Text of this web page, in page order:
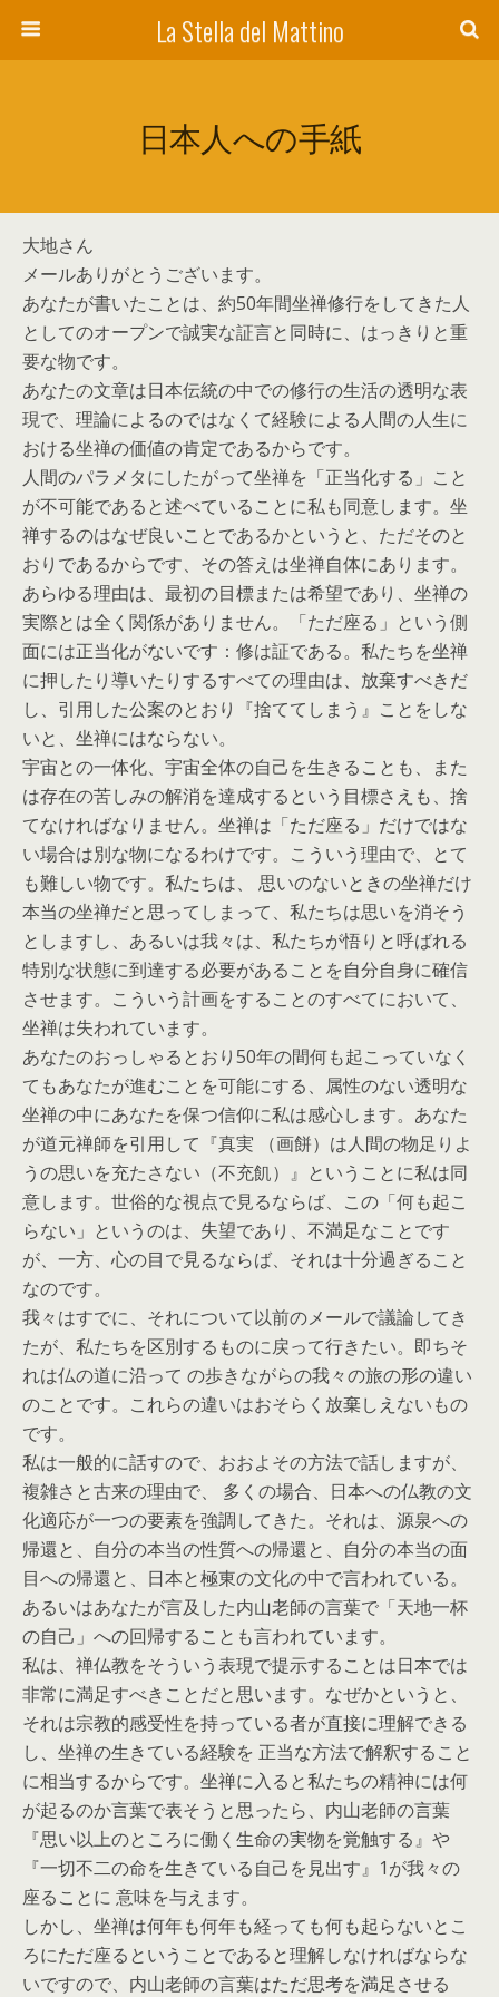
La Stella del Mattino
日本人への手紙
大地さん
メールありがとうございます。
あなたが書いたことは、約50年間坐禅修行をしてきた人
としてのオープンで誠実な証言と同時に、はっきりと重
要な物です。
あなたの文章は日本伝統の中での修行の生活の透明な表
現で、理論によるのではなくて経験による人間の人生に
おける坐禅の価値の肯定であるからです。
人間のパラメタにしたがって坐禅を「正当化する」こと
が不可能であると述べていることに私も同意します。坐
禅するのはなぜ良いことであるかというと、ただそのと
おりであるからです、その答えは坐禅自体にあります。
あらゆる理由は、最初の目標または希望であり、坐禅の
実際とは全く関係がありません。「ただ座る」という側
面には正当化がないです：修は証である。私たちを坐禅
に押したり導いたりするすべての理由は、放棄すべきだ
し、引用した公案のとおり『捨ててしまう』ことをしな
いと、坐禅にはならない。
宇宙との一体化、宇宙全体の自己を生きることも、また
は存在の苦しみの解消を達成するという目標さえも、捨
てなければなりません。坐禅は「ただ座る」だけではな
い場合は別な物になるわけです。こういう理由で、とて
も難しい物です。私たちは、 思いのないときの坐禅だけ
本当の坐禅だと思ってしまって、私たちは思いを消そう
としますし、あるいは我々は、私たちが悟りと呼ばれる
特別な状態に到達する必要があることを自分自身に確信
させます。こういう計画をすることのすべてにおいて、
坐禅は失われています。
あなたのおっしゃるとおり50年の間何も起こっていなく
てもあなたが進むことを可能にする、属性のない透明な
坐禅の中にあなたを保つ信仰に私は感心します。あなた
が道元禅師を引用して『真実 （画餅）は人間の物足りよ
うの思いを充たさない（不充飢）』ということに私は同
意します。世俗的な視点で見るならば、この「何も起こ
らない」というのは、失望であり、不満足なことです
が、一方、心の目で見るならば、それは十分過ぎること
なのです。
我々はすでに、それについて以前のメールで議論してき
たが、私たちを区別するものに戻って行きたい。即ちそ
れは仏の道に沿って の歩きながらの我々の旅の形の違い
のことです。これらの違いはおそらく放棄しえないもの
です。
私は一般的に話すので、おおよその方法で話しますが、
複雑さと古来の理由で、 多くの場合、日本への仏教の文
化適応が一つの要素を強調してきた。それは、源泉への
帰還と、自分の本当の性質への帰還と、自分の本当の面
目への帰還と、日本と極東の文化の中で言われている。
あるいはあなたが言及した内山老師の言葉で「天地一杯
の自己」への回帰することも言われています。
私は、禅仏教をそういう表現で提示することは日本では
非常に満足すべきことだと思います。なぜかというと、
それは宗教的感受性を持っている者が直接に理解できる
し、坐禅の生きている経験を 正当な方法で解釈すること
に相当するからです。坐禅に入ると私たちの精神には何
が起るのか言葉で表そうと思ったら、内山老師の言葉
『思い以上のところに働く生命の実物を覚触する』や
『一切不二の命を生きている自己を見出す』1が我々の
座ることに 意味を与えます。
しかし、坐禅は何年も何年も経っても何も起らないとこ
ろにただ座るということであると理解しなければならな
いですので、内山老師の言葉はただ思考を満足させる